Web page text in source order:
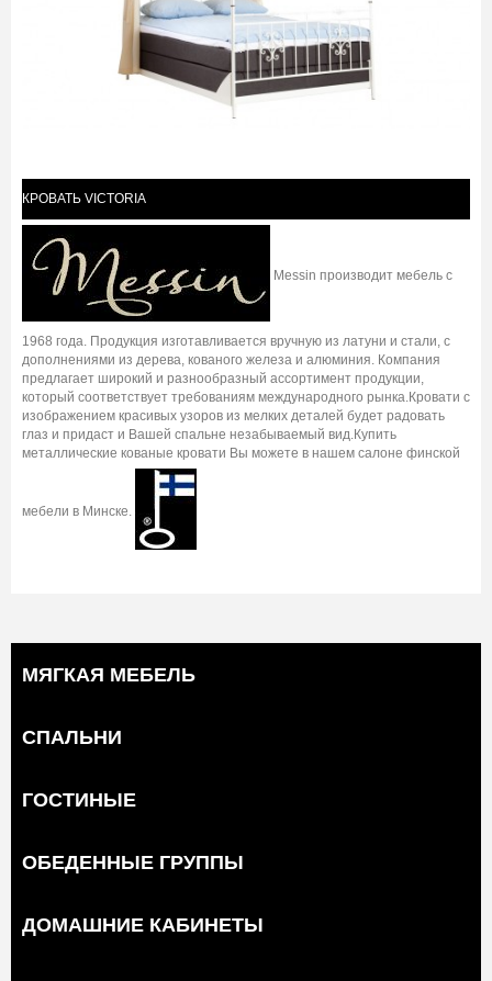
КРОВАТЬ VICTORIA
Messin производит мебель с
1968 года. Продукция изготавливается вручную из латуни и стали, с
дополнениями из дерева, кованого железа и алюминия. Компания
предлагает широкий и разнообразный ассортимент продукции,
который соответствует требованиям международного рынка.Кровати с
изображением красивых узоров из мелких деталей будет радовать
глаз и придаст и Вашей спальне незабываемый вид.Купить
металлические кованые кровати Вы можете в нашем салоне финской
мебели в Минске.
МЯГКАЯ МЕБЕЛЬ
СПАЛЬНИ
ГОСТИНЫЕ
ОБЕДЕННЫЕ ГРУППЫ
ДОМАШНИЕ КАБИНЕТЫ